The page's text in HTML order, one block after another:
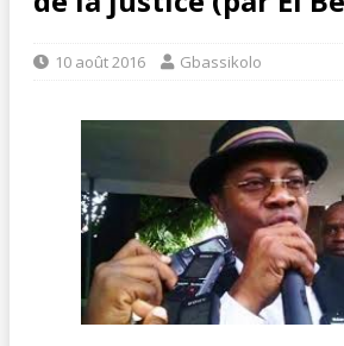
10 août 2016 Gbassikolo